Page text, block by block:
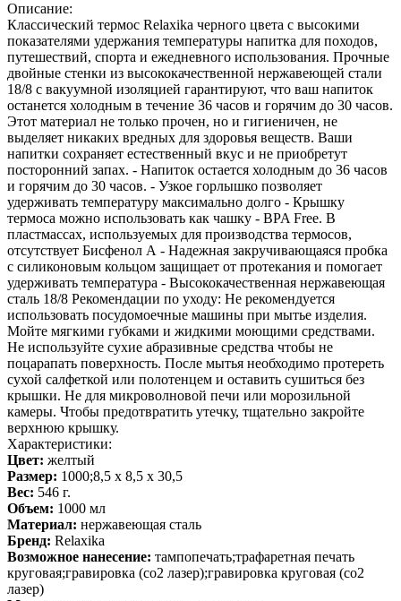
Описание:
Классический термос Relaxika черного цвета с высокими
показателями удержания температуры напитка для походов,
путешествий, спорта и ежедневного использования. Прочные
двойные стенки из высококачественной нержавеющей стали
18/8 с вакуумной изоляцией гарантируют, что ваш напиток
останется холодным в течение 36 часов и горячим до 30 часов.
Этот материал не только прочен, но и гигиеничен, не
выделяет никаких вредных для здоровья веществ. Ваши
напитки сохраняет естественный вкус и не приобретут
посторонний запах. - Напиток остается холодным до 36 часов
и горячим до 30 часов. - Узкое горлышко позволяет
удерживать температуру максимально долго - Крышку
термоса можно использовать как чашку - BPA Free. В
пластмассах, используемых для производства термосов,
отсутствует Бисфенол А - Надежная закручивающаяся пробка
с силиконовым кольцом защищает от протекания и помогает
удерживать температура - Высококачественная нержавеющая
сталь 18/8 Рекомендации по уходу: Не рекомендуется
использовать посудомоечные машины при мытье изделия.
Мойте мягкими губками и жидкими моющими средствами.
Не используйте сухие абразивные средства чтобы не
поцарапать поверхность. После мытья необходимо протереть
сухой салфеткой или полотенцем и оставить сушиться без
крышки. Не для микроволновой печи или морозильной
камеры. Чтобы предотвратить утечку, тщательно закройте
верхнюю крышку.
Характеристики:
Цвет: желтый
Размер: 1000;8,5 х 8,5 х 30,5
Вес: 546 г.
Объем: 1000 мл
Материал: нержавеющая сталь
Бренд: Relaxika
Возможное нанесение: тампопечать;трафаретная печать
круговая;гравировка (co2 лазер);гравировка круговая (co2
лазер)